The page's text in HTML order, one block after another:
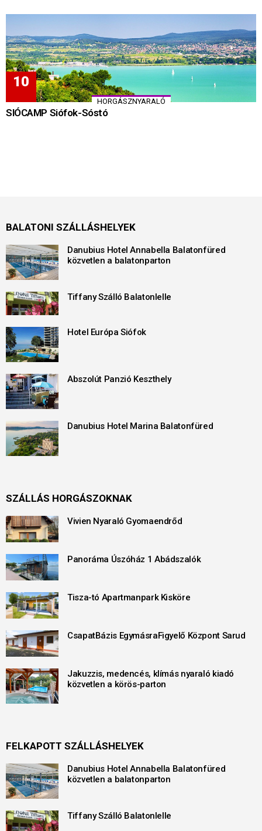
HORGÁSZNYARALÓ
SIÓCAMP Siófok-Sóstó
BALATONI SZÁLLÁSHELYEK
Danubius Hotel Annabella Balatonfüred
közvetlen a balatonparton
Tiffany Szálló Balatonlelle
Hotel Európa Siófok
Abszolút Panzió Keszthely
Danubius Hotel Marina Balatonfüred
SZÁLLÁS HORGÁSZOKNAK
Vivien Nyaraló Gyomaendrőd
Panoráma Úszóház 1 Abádszalók
Tisza-tó Apartmanpark Kisköre
CsapatBázis EgymásraFigyelő Központ Sarud
Jakuzzis, medencés, klímás nyaraló kiadó
közvetlen a körös-parton
FELKAPOTT SZÁLLÁSHELYEK
Danubius Hotel Annabella Balatonfüred
közvetlen a balatonparton
Tiffany Szálló Balatonlelle